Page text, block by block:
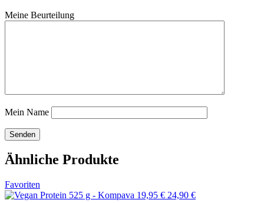
Meine Beurteilung
Mein Name
Ähnliche Produkte
Favoriten
19,95 € 24,90 €